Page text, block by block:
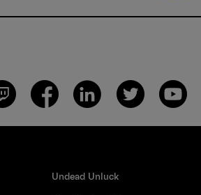
Undead Unluck